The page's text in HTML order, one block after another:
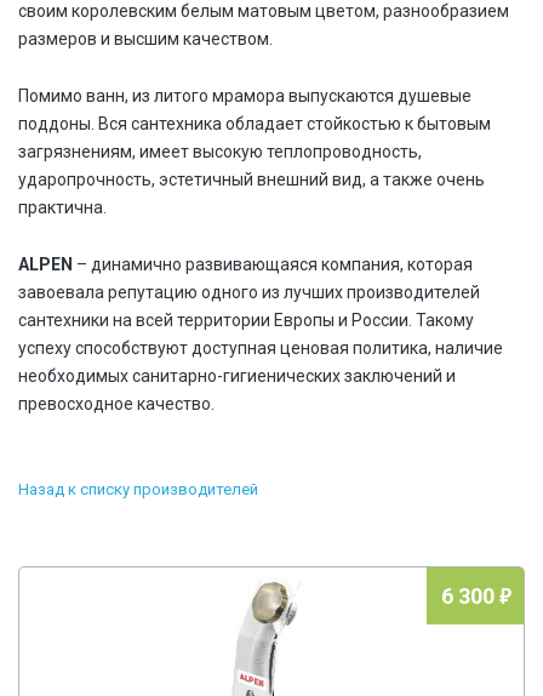
своим королевским белым матовым цветом, разнообразием
размеров и высшим качеством.
Помимо ванн, из литого мрамора выпускаются душевые
поддоны. Вся сантехника обладает стойкостью к бытовым
загрязнениям, имеет высокую теплопроводность,
ударопрочность, эстетичный внешний вид, а также очень
практична.
ALPEN – динамично развивающаяся компания, которая
завоевала репутацию одного из лучших производителей
сантехники на всей территории Европы и России. Такому
успеху способствуют доступная ценовая политика, наличие
необходимых санитарно-гигиенических заключений и
превосходное качество.
Назад к списку производителей
6 300